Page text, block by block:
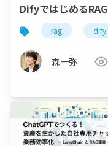
DifyではじめるRAG
rag dify
森一弥